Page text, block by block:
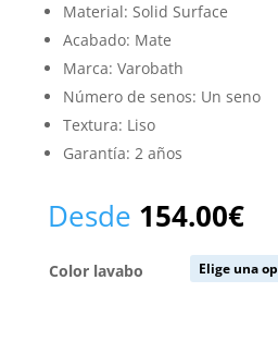
Material: Solid Surface
Acabado: Mate
Marca: Varobath
Número de senos: Un seno
Textura: Liso
Garantía: 2 años
Desde 154.00€
Color lavabo